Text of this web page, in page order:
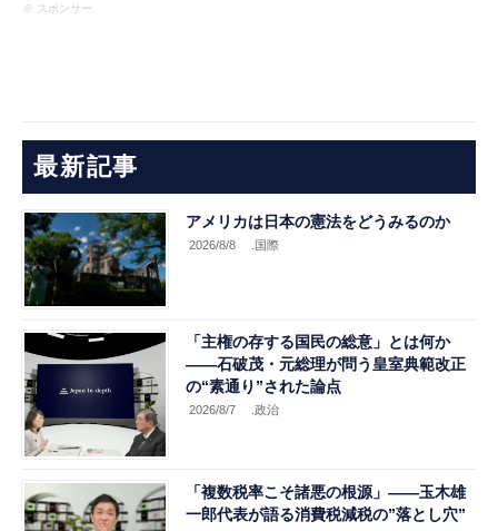
※ スポンサー
最新記事
アメリカは日本の憲法をどうみるのか
2026/8/8 .国際
「主権の存する国民の総意」とは何か
――石破茂・元総理が問う皇室典範改正
の“素通り”された論点
2026/8/7 .政治
「複数税率こそ諸悪の根源」――玉木雄
一郎代表が語る消費税減税の”落とし穴”